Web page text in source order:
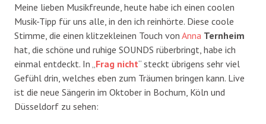
Meine lieben Musikfreunde, heute habe ich einen coolen
Musik-Tipp für uns alle, in den ich reinhörte. Diese coole
Stimme, die einen klitzekleinen Touch von Anna Ternheim
hat, die schöne und ruhige SOUNDS rüberbringt, habe ich
einmal entdeckt. In „ Frag nicht“ steckt übrigens sehr viel
Gefühl drin, welches eben zum Träumen bringen kann. Live
ist die neue Sängerin im Oktober in Bochum, Köln und
Düsseldorf zu sehen: